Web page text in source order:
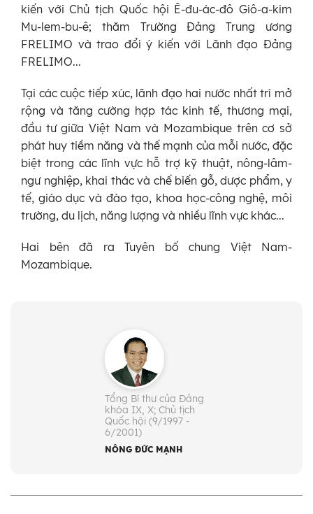
kiến với Chủ tịch Quốc hội Ê-đu-ác-đô Giô-a-kim
Mu-lem-bu-ê; thăm Trường Đảng Trung ương
FRELIMO và trao đổi ý kiến với Lãnh đạo Đảng
FRELIMO...
Tại các cuộc tiếp xúc, lãnh đạo hai nước nhất trí mở
rộng và tăng cường hợp tác kinh tế, thương mại,
đầu tư giữa Việt Nam và Mozambique trên cơ sở
phát huy tiềm năng và thế mạnh của mỗi nước, đặc
biệt trong các lĩnh vực hỗ trợ kỹ thuật, nông-lâm-
ngư nghiệp, khai thác và chế biến gỗ, dược phẩm, y
tế, giáo dục và đào tạo, khoa học-công nghệ, môi
trường, du lịch, năng lượng và nhiều lĩnh vực khác...
Hai bên đã ra Tuyên bố chung Việt Nam-
Mozambique.
Tổng Bí thư của Đảng
khóa IX, X; Chủ tịch
Quốc hội (9/1997 -
6/2001)
NÔNG ĐỨC MẠNH